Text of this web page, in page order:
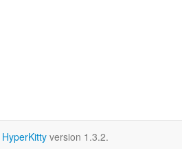
HyperKitty version 1.3.2.